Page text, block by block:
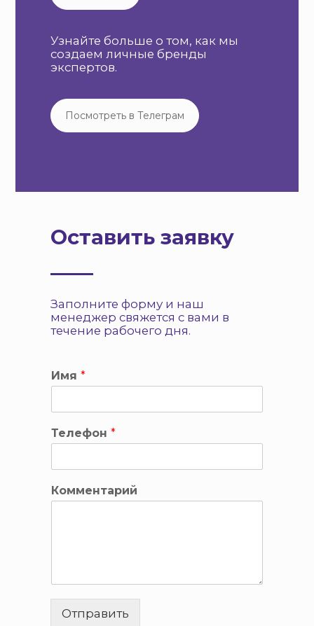
Узнайте больше о том, как мы
создаем личные бренды
экспертов.
Посмотреть в Телеграм
Оставить заявку
Заполните форму и наш
менеджер свяжется с вами в
течение рабочего дня.
Имя *
Телефон *
Комментарий
Отправить